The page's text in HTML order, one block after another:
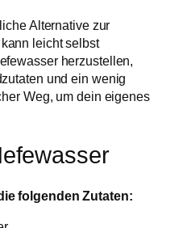
Alternative zur
leicht selbst
herzustellen,
und ein wenig
Weg, um dein eigenes
folgenden Zutaten: